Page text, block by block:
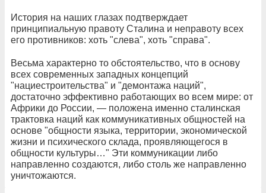
История на наших глазах подтверждает
принципиальную правоту Сталина и неправоту всех
его противников: хоть "слева", хоть "справа".
Весьма характерно то обстоятельство, что в основу
всех современных западных концепций
"нациестроительства" и "демонтажа наций",
достаточно эффективно работающих во всем мире: от
Африки до России, — положена именно сталинская
трактовка наций как коммуникативных общностей на
основе "общности языка, территории, экономической
жизни и психического склада, проявляющегося в
общности культуры…" Эти коммуникации либо
направленно создаются, либо столь же направленно
уничтожаются.